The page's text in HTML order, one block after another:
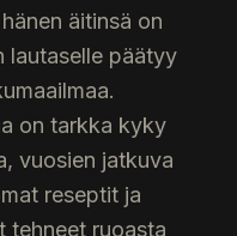
äitinsä on
lautaselle päätyy
on tarkka kyky
vuosien jatkuva
reseptit ja
tehneet ruoasta